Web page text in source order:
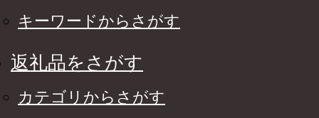
キーワードからさがす
返礼品をさがす
カテゴリからさがす